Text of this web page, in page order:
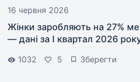
16 червня 2026
Жінки заробляють на 27%
— дані за I квартал 2026
1032 5 Зберегти